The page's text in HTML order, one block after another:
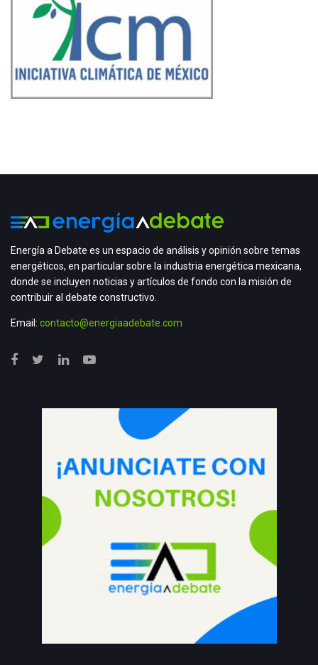
Energía a Debate es un espacio de análisis y opinión sobre temas
energéticos, en particular sobre la industria energética mexicana,
donde se incluyen noticias y artículos de fondo con la misión de
contribuir al debate constructivo.
Email: contacto@energiaadebate.com